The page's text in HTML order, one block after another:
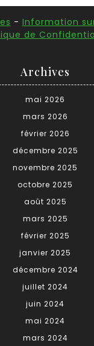
- Information
de
Archives
mai 2026
mars 2026
février 2026
décembre 2025
novembre 2025
octobre 2025
août 2025
mars 2025
février 2025
janvier 2025
décembre 2024
juillet 2024
juin 2024
mai 2024
mars 2024